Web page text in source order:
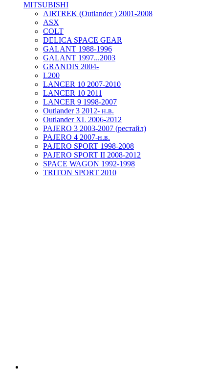
MITSUBISHI
AIRTREK (Outlander ) 2001-2008
ASX
COLT
DELICA SPACE GEAR
GALANT 1988-1996
GALANT 1997...2003
GRANDIS 2004-
L200
LANCER 10 2007-2010
LANCER 10 2011
LANCER 9 1998-2007
Outlander 3 2012- н.в.
Outlander XL 2006-2012
PAJERO 3 2003-2007 (рестайл)
PAJERO 4 2007-н.в.
PAJERO SPORT 1998-2008
PAJERO SPORT II 2008-2012
SPACE WAGON 1992-1998
TRITON SPORT 2010